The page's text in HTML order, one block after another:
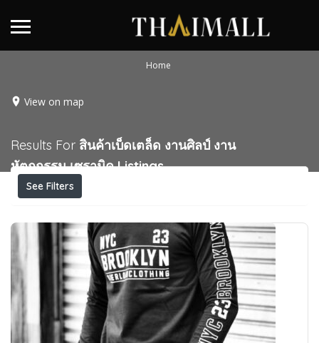
Home
View on map
Results For สินค้าเบ็ดเตล็ด งานศิลป์ งาน
หัตถกรรม เซรามิค Listings
See Filters